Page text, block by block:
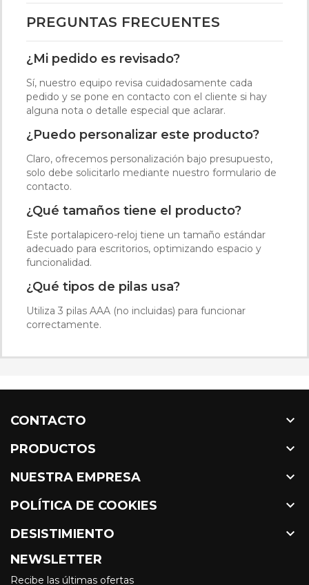
PREGUNTAS FRECUENTES
¿Mi pedido es revisado?
Sí, nuestro equipo revisa cuidadosamente cada
pedido y se pone en contacto con el cliente si hay
alguna nota o detalle especial que aclarar.
¿Puedo personalizar este producto?
Claro, ofrecemos personalización bajo presupuesto,
solo debe solicitarlo mediante nuestro formulario de
contacto.
¿Qué tamaños tiene el producto?
Este portalapicero-reloj tiene un tamaño estándar
adecuado para escritorios, optimizando espacio y
funcionalidad.
¿Qué tipos de pilas usa?
Utiliza 3 pilas AAA (no incluidas) para funcionar
correctamente.
CONTACTO 
PRODUCTOS 
NUESTRA EMPRESA 
POLÍTICA DE COOKIES 
DESISTIMIENTO 
NEWSLETTER
Recibe las últimas ofertas